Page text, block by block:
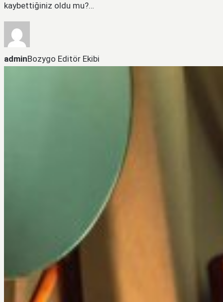
kaybettiğiniz oldu mu?…
adminBozygo Editör Ekibi